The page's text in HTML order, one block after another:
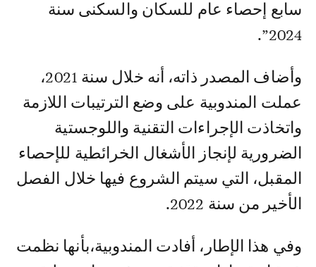
سابع إحصاء عام للسكان والسكنى سنة
2024”.
وأضاف المصدر ذاته، أنه خلال سنة 2021،
عملت المندوبية على وضع الترتيبات اللازمة
واتخاذت الإجراءات التقنية واللوجستية
الضرورية لإنجاز الأشغال الخرائطية للإحصاء
المقبل، التي سيتم الشروع فيها خلال الفصل
الأخير من سنة 2022.
وفي هذا الإطار، أفادت المندوبية،بأنها نظمت